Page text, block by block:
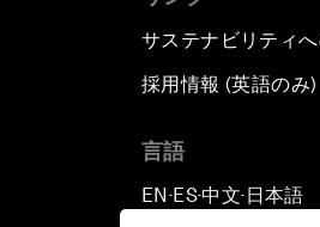
サステナビリティ
採用情報 (英語のみ)
言語
EN ▪ ES▪中文▪ 日本語